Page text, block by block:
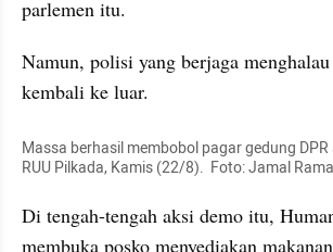
parlemen itu.
Namun, polisi yang berjaga
kembali ke luar.
Massa berhasil membobol pagar gedung
RUU Pilkada, Kamis (22/8).  Foto: Jamal
Di tengah-tengah aksi demo itu,
membuka posko menyediakan